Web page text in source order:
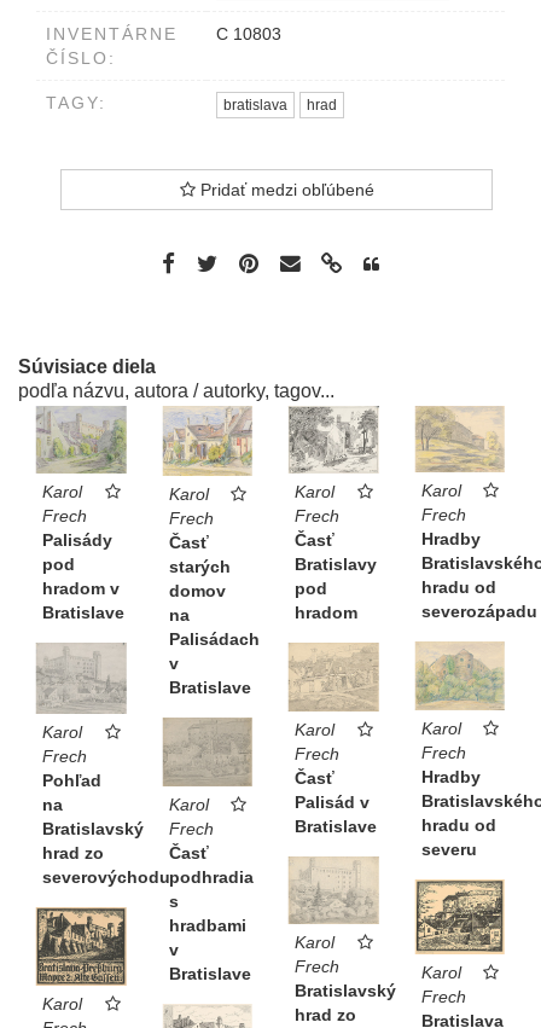
INVENTÁRNE
ČÍSLO:
C 10803
TAGY: bratislava hrad
Pridať medzi obľúbené
Súvisiace diela
podľa názvu, autora / autorky, tagov...
Karol
Frech
Palisády
pod
hradom v
Bratislave
Karol
Frech
Časť
starých
domov
na
Palisádach
v
Bratislave
Karol
Frech
Časť
Bratislavy
pod
hradom
Karol
Frech
Hradby
hradu od
severozápadu
Karol
Frech
Hradby
hradu od
severu
Karol
Frech
Časť
Palisád v
Bratislave
Karol
Frech
Pohľad
na
Bratislavský
hrad zo
severovýchodu
Karol
Frech
Časť
podhradia
s
hradbami
v
Bratislave
Karol
Frech
Bratislavský
hrad zo
Karol
Frech
Bratislava
Karol